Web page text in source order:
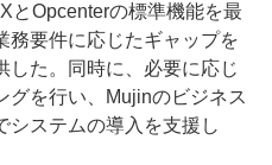
とOpcenterの標準機能を最
務要件に応じたギャップを
した。同時に、必要に応じ
グを行い、Mujinのビジネス
システムの導入を支援し